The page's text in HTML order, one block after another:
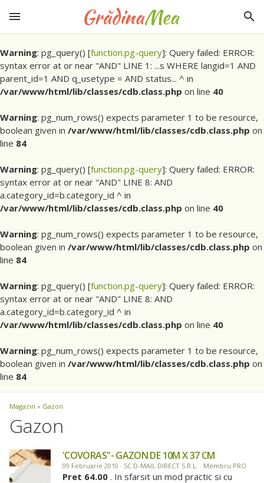
Warning: pg_query() [function.pg-query]: Query failed: ERROR:
syntax error at or near "AND" LINE 1: ...s WHERE langid=1 AND
parent_id=1 AND q_usetype = AND status... ^ in
/var/www/html/lib/classes/cdb.class.php on line 40
Warning: pg_num_rows() expects parameter 1 to be resource,
boolean given in /var/www/html/lib/classes/cdb.class.php on
line 84
Warning: pg_query() [function.pg-query]: Query failed: ERROR:
syntax error at or near "AND" LINE 8: AND
a.category_id=b.category_id ^ in
/var/www/html/lib/classes/cdb.class.php on line 40
Warning: pg_num_rows() expects parameter 1 to be resource,
boolean given in /var/www/html/lib/classes/cdb.class.php on
line 84
Warning: pg_query() [function.pg-query]: Query failed: ERROR:
syntax error at or near "AND" LINE 8: AND
a.category_id=b.category_id ^ in
/var/www/html/lib/classes/cdb.class.php on line 40
Warning: pg_num_rows() expects parameter 1 to be resource,
boolean given in /var/www/html/lib/classes/cdb.class.php on
line 84
Magazin » Gazon
Gazon
'COVORAS''- GAZON DE 10M X 37 CM
09 Februarie 2010 · SC D-MAIL DIRECT S.R.L. · Membru PRO
Pret 64.00 . In sfarsit un mod practic si cu